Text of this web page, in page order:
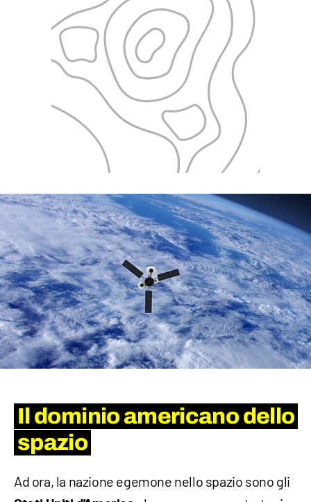
Il dominio americano dello
spazio
Ad ora, la nazione egemone nello spazio sono gli